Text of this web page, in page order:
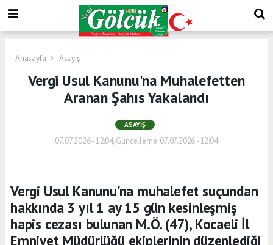
Anasayfa Asayiş
Vergi Usul Kanunu'na Muhalefetten
Aranan Şahıs Yakalandı
ASAYIŞ
07.07.2026 - 12:04, Güncelleme: 07.07.2026 - 12:04
Vergi Usul Kanunu'na muhalefet suçundan
hakkında 3 yıl 1 ay 15 gün kesinleşmiş
hapis cezası bulunan M.Ö. (47), Kocaeli İl
Emniyet Müdürlüğü ekiplerinin düzenlediği